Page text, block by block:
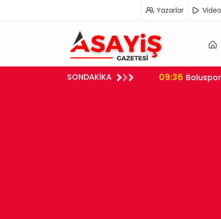
Yazarlar Video
SONDAKİKA 09:36